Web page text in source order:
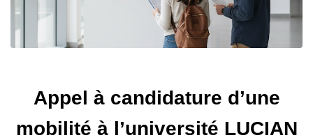
Appel à candidature d’une
mobilité à l’université LUCIAN